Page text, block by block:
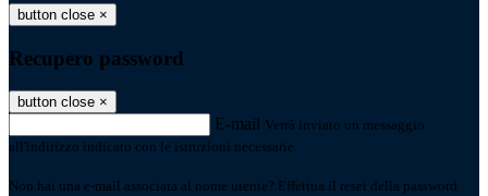
button close ×
Recupero password
button close ×
E-mail Verrà inviato un messaggio
all'indirizzo indicato con le istruzioni necessarie.
Non hai una e-mail associata al nome utente? Effettua il reset della password